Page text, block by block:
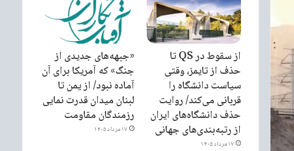
از سقوط در QS تا
حذف از تایمز، وقتی
سیاست دانشگاه را
قربانی می‌کند/ روایت
حذف دانشگاه‌های ایران
از رتبه‌بندی‌های جهانی
۱۷ مرداد ۱۴۰۵
«جبهه‌های جدیدی از
جنگ» که آمریکا برای آن
آماده نبود/ از یمن تا
لبنان میدان قدرت نمایی
رزمندگان مقاومت
۱۷ مرداد ۱۴۰۵